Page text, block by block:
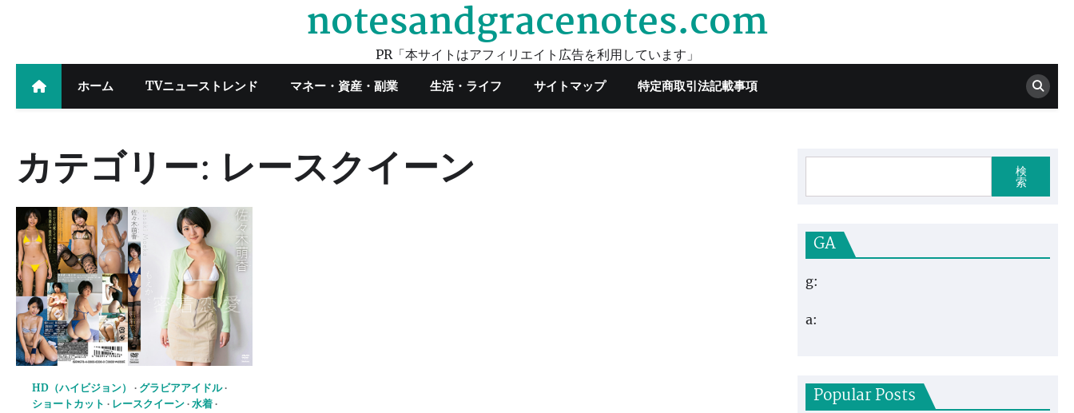
notesandgracenotes.com
PR「本サイトはアフィリエイト広告を利用しています」
ホーム TVニューストレンド マネー・資産・副業 生活・ライフ サイトマップ 特定商取引法記載事項
カテゴリー: レースクイーン
HD（ハイビジョン）
グラビアアイドル
ショートカット
レースクイーン 水着
検
索
GA
g:
a:
Popular Posts